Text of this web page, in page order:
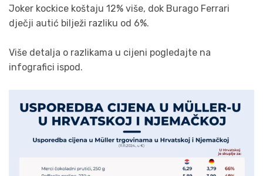
Joker kockice koštaju 12% više, dok Burago Ferrari
dječji autić bilježi razliku od 6%.
Više detalja o razlikama u cijeni pogledajte na
infografici ispod.